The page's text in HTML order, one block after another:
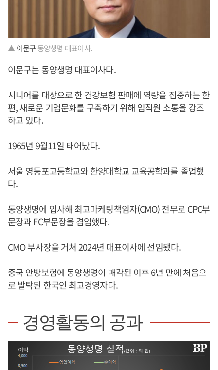
▲ 이문구 동양생명 대표이사.
이문구는 동양생명 대표이사다.
시니어를 대상으로 한 건강보험 판매에 역량을 집중하는 한
편, 새로운 기업문화를 구축하기 위해 임직원 소통을 강조
하고 있다.
1965년 9월11일 태어났다.
서울 영등포고등학교와 한양대학교 교육공학과를 졸업했
다.
동양생명에 입사해 최고마케팅책임자(CMO) 전무로 CPC부
문장과 FC부문장을 겸임했다.
CMO 부사장을 거쳐 2024년 대표이사에 선임됐다.
중국 안방보험에 동양생명이 매각된 이후 6년 만에 처음으
로 발탁된 한국인 최고경영자다.
경영활동의 공과